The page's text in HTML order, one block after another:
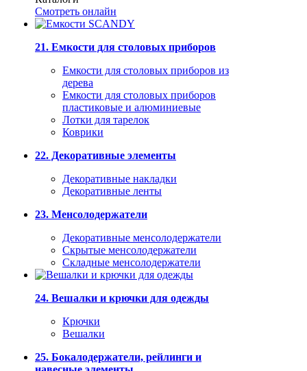
Смотреть онлайн
21. Емкости для столовых приборов
Емкости для столовых приборов из
дерева
Емкости для столовых приборов
пластиковые и алюминиевые
Лотки для тарелок
Коврики
22. Декоративные элементы
Декоративные накладки
Декоративные ленты
23. Менсолодержатели
Декоративные менсолодержатели
Скрытые менсолодержатели
Складные менсолодержатели
24. Вешалки и крючки для одежды
Крючки
Вешалки
25. Бокалодержатели, рейлинги и